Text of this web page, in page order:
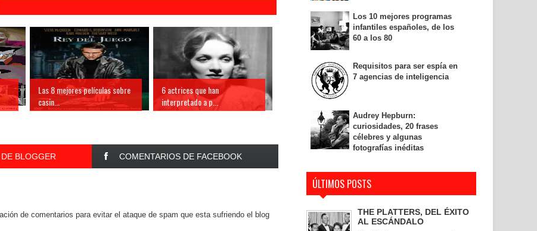
Las 8 mejores películas sobre
casin...
6 actrices que han
interpretado a p...
BLOGGER COMENTARIOS DE FACEBOOK
de comentarios para evitar el ataque de spam que esta sufriendo el blog
Los 10 mejores programas
infantiles españoles, de los
60 a los 80
Requisitos para ser espía en
7 agencias de inteligencia
Audrey Hepburn:
curiosidades, 20 frases
célebres y algunas
fotografías inéditas
ÚLTIMOS POSTS
THE PLATTERS, DEL ÉXITO
AL ESCÁNDALO